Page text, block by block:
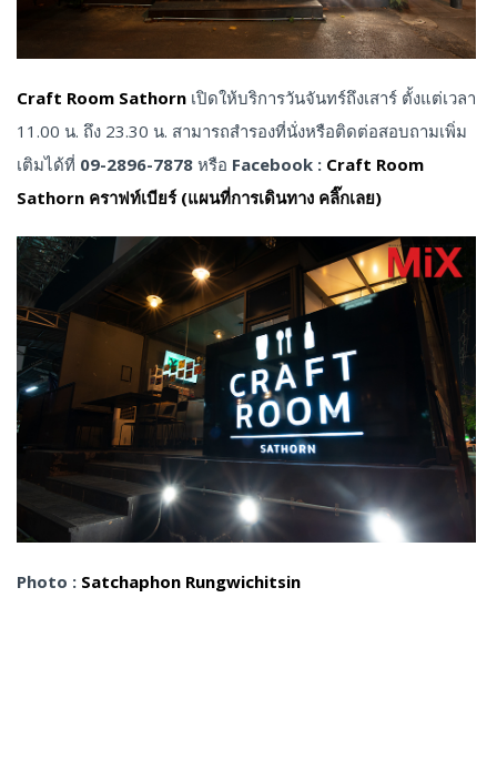
Craft Room Sathorn เปิดให้บริการวันจันทร์ถึงเสาร์ ตั้งแต่เวลา
11.00 น. ถึง 23.30 น. สามารถสำรองที่นั่งหรือติดต่อสอบถามเพิ่ม
เติมได้ที่ 09-2896-7878 หรือ Facebook : Craft Room
Sathorn คราฟท์เบียร์ (แผนที่การเดินทาง คลิ๊กเลย)
Photo : Satchaphon Rungwichitsin